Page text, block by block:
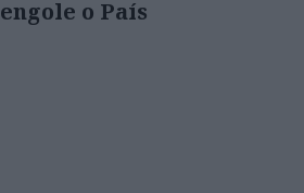
engole o País